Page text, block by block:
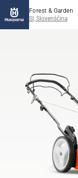
Forest & Garden
SI, Slovenščina